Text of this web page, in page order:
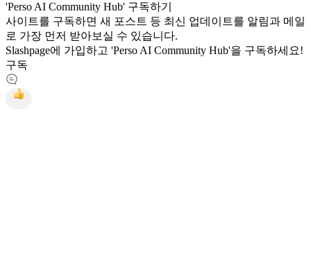
'Perso AI Community Hub' 구독하기
사이트를 구독하면 새 포스트 등 최신 업데이트를 알림과 메일
로 가장 먼저 받아보실 수 있습니다.
Slashpage에 가입하고 'Perso AI Community Hub'을 구독하세요!
구독